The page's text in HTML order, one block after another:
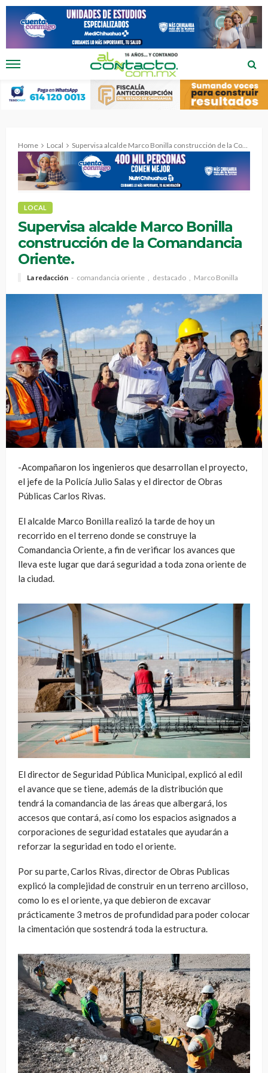
Home Local Supervisa alcalde Marco Bonilla construcción de la Comandancia Oriente.
LOCAL
Supervisa alcalde Marco Bonilla
construcción de la Comandancia
Oriente.
La redacción comandancia oriente destacado Marco Bonilla
-Acompañaron los ingenieros que desarrollan el proyecto,
el jefe de la Policía Julio Salas y el director de Obras
Públicas Carlos Rivas.
El alcalde Marco Bonilla realizó la tarde de hoy un
recorrido en el terreno donde se construye la
Comandancia Oriente, a fin de verificar los avances que
lleva este lugar que dará seguridad a toda zona oriente de
la ciudad.
El director de Seguridad Pública Municipal, explicó al edil
el avance que se tiene, además de la distribución que
tendrá la comandancia de las áreas que albergará, los
accesos que contará, así como los espacios asignados a
corporaciones de seguridad estatales que ayudarán a
reforzar la seguridad en todo el oriente.
Por su parte, Carlos Rivas, director de Obras Publicas
explicó la complejidad de construir en un terreno arcilloso,
como lo es el oriente, ya que debieron de excavar
prácticamente 3 metros de profundidad para poder colocar
la cimentación que sostendrá toda la estructura.